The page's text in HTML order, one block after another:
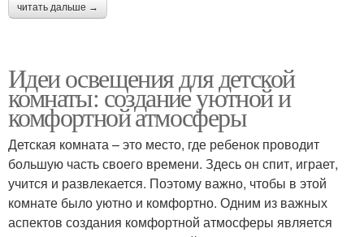
читать дальше →
Идеи освещения для детской
комнаты: создание уютной и
комфортной атмосферы
Детская комната – это место, где ребенок проводит
большую часть своего времени. Здесь он спит, играет,
учится и развлекается. Поэтому важно, чтобы в этой
комнате было уютно и комфортно. Одним из важных
аспектов создания комфортной атмосферы является